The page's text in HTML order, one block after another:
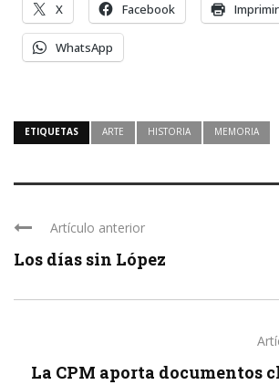
X Facebook Imprimir
WhatsApp
ETIQUETAS ARTE HISTORIA MEMORIA
Artículo anterior
Los días sin López
La CPM aporta documentos